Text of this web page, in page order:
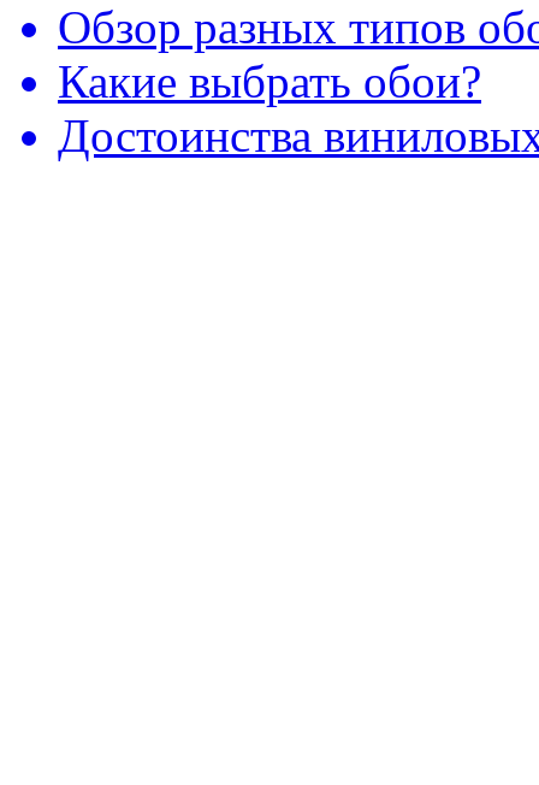
Обзор разных типов
Какие выбрать обои?
Достоинства